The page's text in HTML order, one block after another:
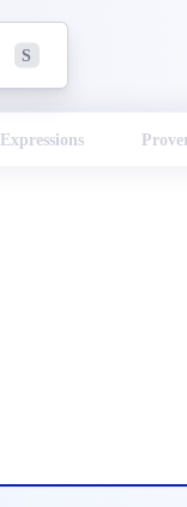
S
Expressions